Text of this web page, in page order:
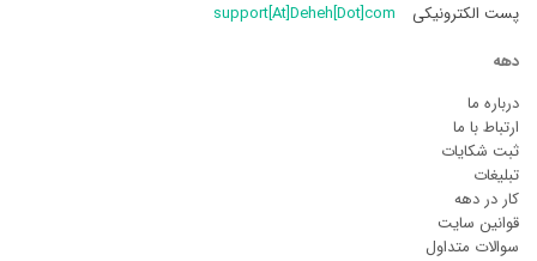
پست الکترونیکی
support[At]Deheh[Dot]com
دهه
درباره ما
ارتباط با ما
ثبت شکایات
تبلیغات
کار در دهه
قوانین سایت
سوالات متداول